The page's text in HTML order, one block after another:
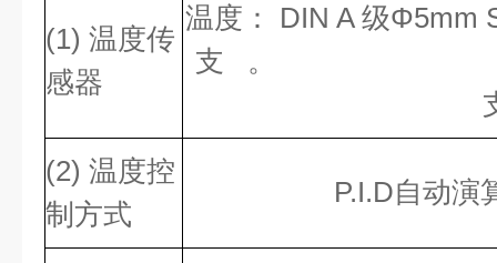
(1) 温度传
感器
温度： DIN A 级Φ5mm
支 。
(2) 温度控
制方式
P.I.D自动演